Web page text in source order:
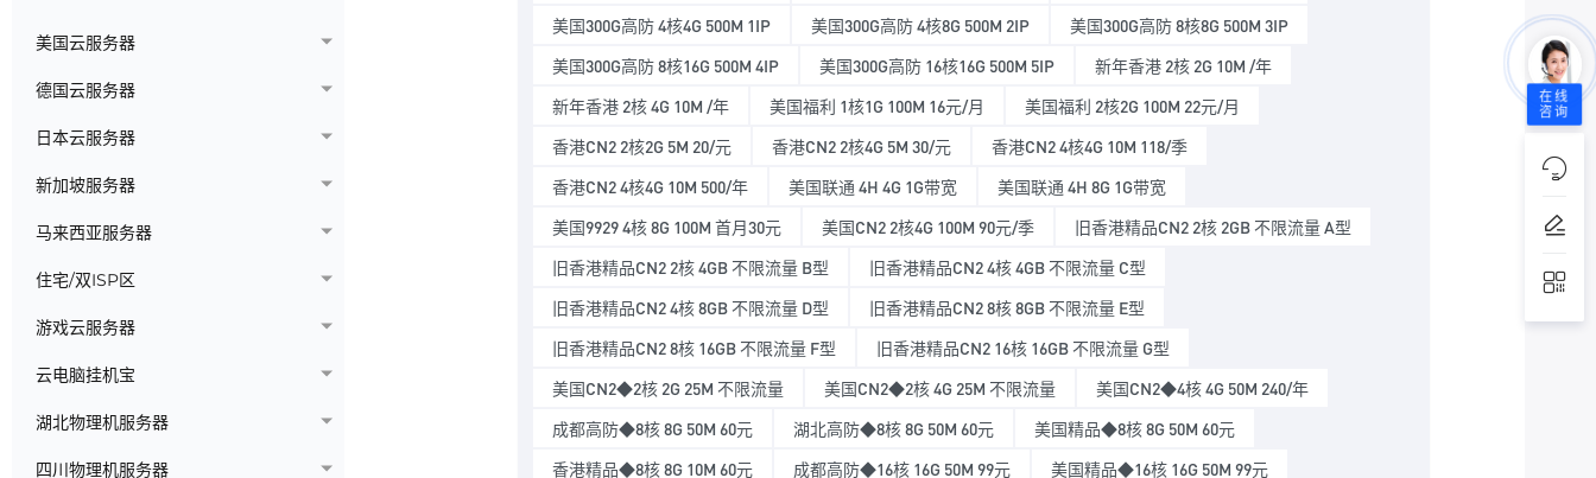
美国云服务器
德国云服务器
日本云服务器
新加坡服务器
马来西亚服务器
住宅/双ISP区
游戏云服务器
云电脑挂机宝
湖北物理机服务器
四川物理机服务器
美国300G高防 4核4G 500M 1IP
美国300G高防 4核8G 500M 2IP
美国300G高防 8核8G 500M 3IP
美国300G高防 8核16G 500M 4IP
美国300G高防 16核16G 500M 5IP
新年香港 2核 2G 10M /年
新年香港 2核 4G 10M /年
美国福利 1核1G 100M 16元/月
美国福利 2核2G 100M 22元/月
香港CN2 2核2G 5M 20/元
香港CN2 2核4G 5M 30/元
香港CN2 4核4G 10M 118/季
香港CN2 4核4G 10M 500/年
美国联通 4H 4G 1G带宽
美国联通 4H 8G 1G带宽
美国9929 4核 8G 100M 首月30元
美国CN2 2核4G 100M 90元/季
旧香港精品CN2 2核 2GB 不限流量 A型
旧香港精品CN2 2核 4GB 不限流量 B型
旧香港精品CN2 4核 4GB 不限流量 C型
旧香港精品CN2 4核 8GB 不限流量 D型
旧香港精品CN2 8核 8GB 不限流量 E型
旧香港精品CN2 8核 16GB 不限流量 F型
旧香港精品CN2 16核 16GB 不限流量 G型
美国CN2◆2核 2G 25M 不限流量
美国CN2◆2核 4G 25M 不限流量
美国CN2◆4核 4G 50M 240/年
成都高防◆8核 8G 50M 60元
湖北高防◆8核 8G 50M 60元
美国精品◆8核 8G 50M 60元
香港精品◆8核 8G 10M 60元
成都高防◆16核 16G 50M 99元 美国精品◆16核 16G 50M 99元
在线
咨询